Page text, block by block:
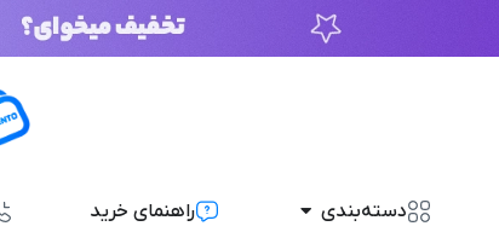
دسته‌بندی راهنمای خرید